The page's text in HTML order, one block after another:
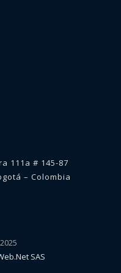
111a # 145-87
– Colombia
SAS